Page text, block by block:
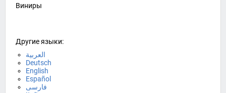
Виниры
Другие языки:
العربية
Deutsch
English
Español
فارسی